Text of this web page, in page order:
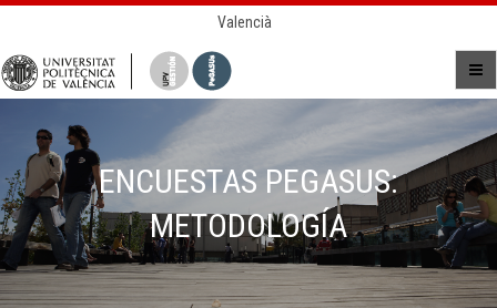
Valencià
ENCUESTAS PEGASUS:
METODOLOGÍA